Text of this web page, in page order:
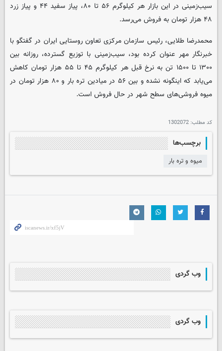
سیب‌زمینی در این بازار هر کیلوگرم ۵۶ تا ۸۰، پیاز سفید ۴۴ و پیاز زرد
۴۸ هزار تومان به فروش می‌رسد.
محمدرضا طلایی، رئیس سازمان مرکزی تعاون روستایی ایران در گفتگو با
خبرنگار مهر عنوان کرده بود، سیب‌زمینی با توزیع گسترده، روزانه بین
۱۳۰۰ تا ۱۵۰۰ تن به نرخ قبل هر کیلوگرم ۴۵ تا ۵۵ هزار تومان کاهش
می‌یابد که اینگونه نشده و بین ۵۶ در میادین تره بار و ۸۰ هزار تومان در
میوه فروشی‌های سطح شهر در حال فروش است.
کد مطلب: 1302072
برچسب‌ها
میوه و تره بار
وب گردی
وب گردی